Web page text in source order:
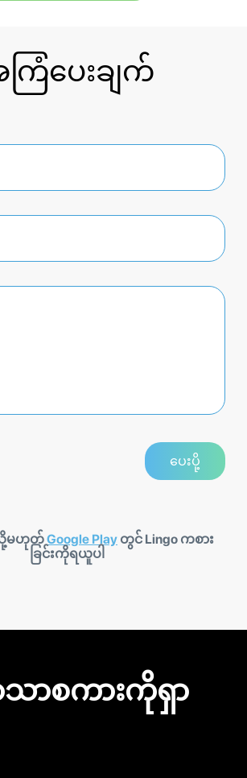
ြံပေးချက်
မဟုတ်Google Play တွင် Lingo ကစား
ခြင်းကိုရယူပါ
ာစကားကိုရှာ